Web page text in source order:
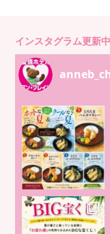
インスタグラム更新中